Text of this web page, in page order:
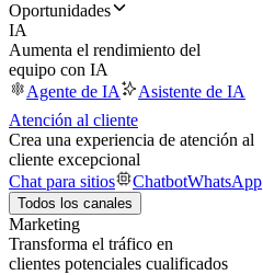
Oportunidades
IA
Aumenta el rendimiento del
equipo con IA
Agente de IA
Asistente de IA
Atención al cliente
Crea una experiencia de atención al
cliente excepcional
Chat para sitios
ChatbotWhatsApp
Todos los canales
Marketing
Transforma el tráfico en
clientes potenciales cualificados